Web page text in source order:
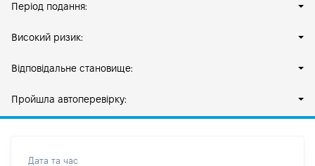
Період подання:
Високий ризик:
Відповідальне становище:
Пройшла автоперевірку:
Дата та час